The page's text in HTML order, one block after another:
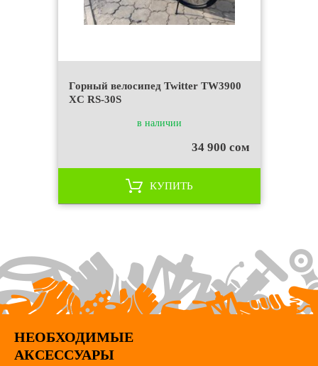
Горный велосипед Twitter TW3900
XC RS-30S
в наличии
34 900 сом
КУПИТЬ
НЕОБХОДИМЫЕ
АКСЕССУАРЫ